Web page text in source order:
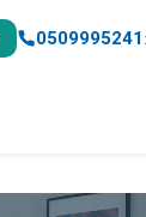
0509995241